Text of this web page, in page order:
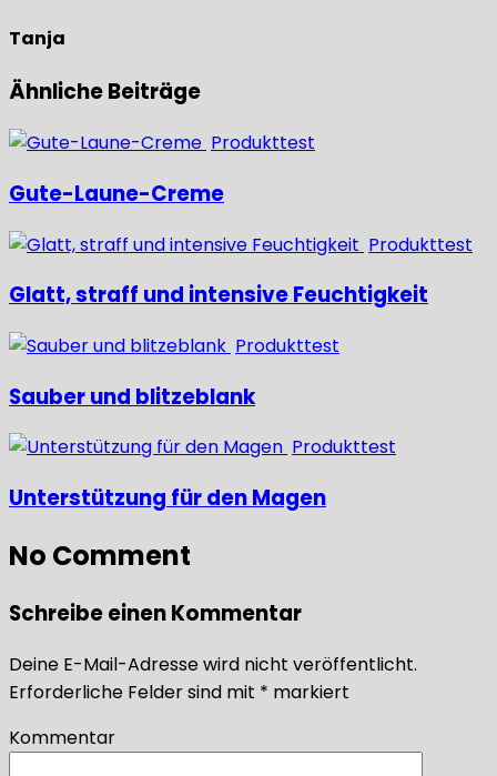
Tanja
Ähnliche Beiträge
Produkttest
Gute-Laune-Creme
Produkttest
Glatt, straff und intensive Feuchtigkeit
Produkttest
Sauber und blitzeblank
Produkttest
Unterstützung für den Magen
No Comment
Schreibe einen Kommentar
Deine E-Mail-Adresse wird nicht veröffentlicht.
Erforderliche Felder sind mit * markiert
Kommentar